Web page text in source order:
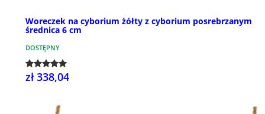
Woreczek na cyborium żółty z cyborium posrebrzanym
średnica 6 cm
DOSTĘPNY
zł 338,04